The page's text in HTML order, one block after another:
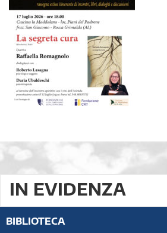
IN EVIDENZA
BIBLIOTECA